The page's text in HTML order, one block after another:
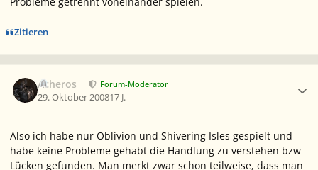
Zitieren
Acheros Forum-Moderator
29. Oktober 200817 J.
Also ich habe nur Oblivion und Shivering Isles gespielt und
habe keine Probleme gehabt die Handlung zu verstehen bzw
Lücken gefunden. Man merkt zwar schon teilweise, dass man